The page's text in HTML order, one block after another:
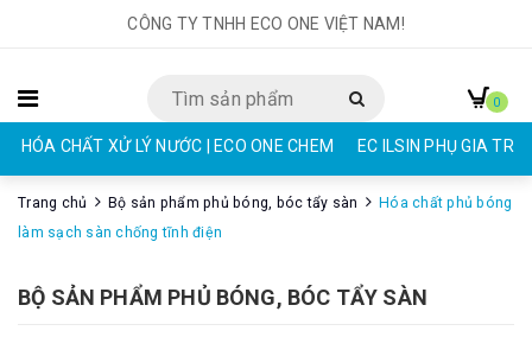
CÔNG TY TNHH ECO ONE VIỆT NAM!
HÓA CHẤT XỬ LÝ NƯỚC | ECO ONE CHEM EC ILSIN PHỤ GIA
0
Trang chủ Bộ sản phẩm phủ bóng, bóc tẩy sàn
Hóa chất phủ bóng
làm sạch sàn chống tĩnh điện
BỘ SẢN PHẨM PHỦ BÓNG, BÓC TẨY SÀN